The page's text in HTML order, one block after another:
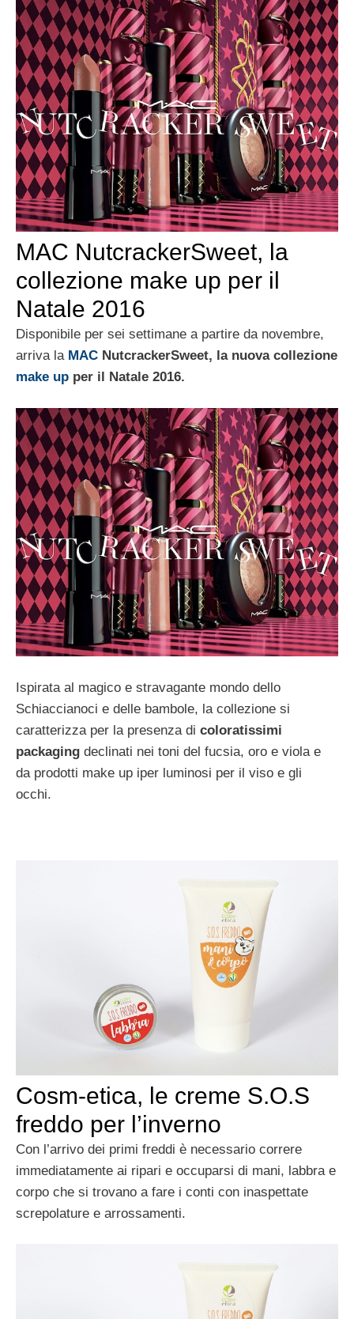
MAC NutcrackerSweet, la
collezione make up per il
Natale 2016
Disponibile per sei settimane a partire da novembre,
arriva la MAC NutcrackerSweet, la nuova collezione
make up per il Natale 2016.
Ispirata al magico e stravagante mondo dello
Schiaccianoci e delle bambole, la collezione si
caratterizza per la presenza di coloratissimi
packaging declinati nei toni del fucsia, oro e viola e
da prodotti make up iper luminosi per il viso e gli
occhi.
Cosm-etica, le creme S.O.S
freddo per l’inverno
Con l’arrivo dei primi freddi è necessario correre
immediatamente ai ripari e occuparsi di mani, labbra e
corpo che si trovano a fare i conti con inaspettate
screpolature e arrossamenti.